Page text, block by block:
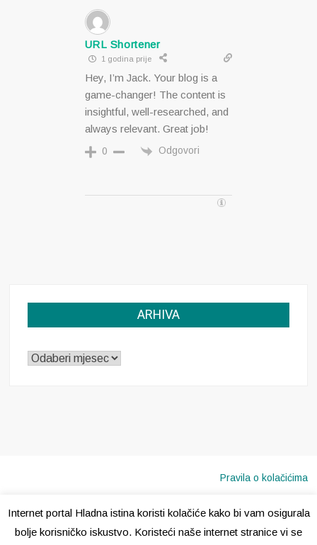
URL Shortener
1 godina prije
Hey, I’m Jack. Your blog is a
game-changer! The content is
insightful, well-researched, and
always relevant. Great job!
0 Odgovori
ARHIVA
ARHIVA
Pravila o kolačićima
Internet portal Hladna istina koristi kolačiće kako bi vam osigurala
bolje korisničko iskustvo. Koristeći naše internet stranice vi se
Copyright © 2020 · Sva prava pridržana · Hladna Istina